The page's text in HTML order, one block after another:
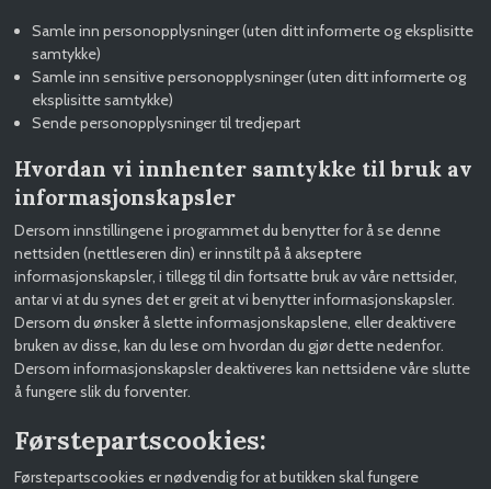
Samle inn personopplysninger (uten ditt informerte og eksplisitte
samtykke)
Samle inn sensitive personopplysninger (uten ditt informerte og
eksplisitte samtykke)
Sende personopplysninger til tredjepart
Hvordan vi innhenter samtykke til bruk av
informasjonskapsler
Dersom innstillingene i programmet du benytter for å se denne
nettsiden (nettleseren din) er innstilt på å akseptere
informasjonskapsler, i tillegg til din fortsatte bruk av våre nettsider,
antar vi at du synes det er greit at vi benytter informasjonskapsler.
Dersom du ønsker å slette informasjonskapslene, eller deaktivere
bruken av disse, kan du lese om hvordan du gjør dette nedenfor.
Dersom informasjonskapsler deaktiveres kan nettsidene våre slutte
å fungere slik du forventer.
Førstepartscookies:
Førstepartscookies er nødvendig for at butikken skal fungere